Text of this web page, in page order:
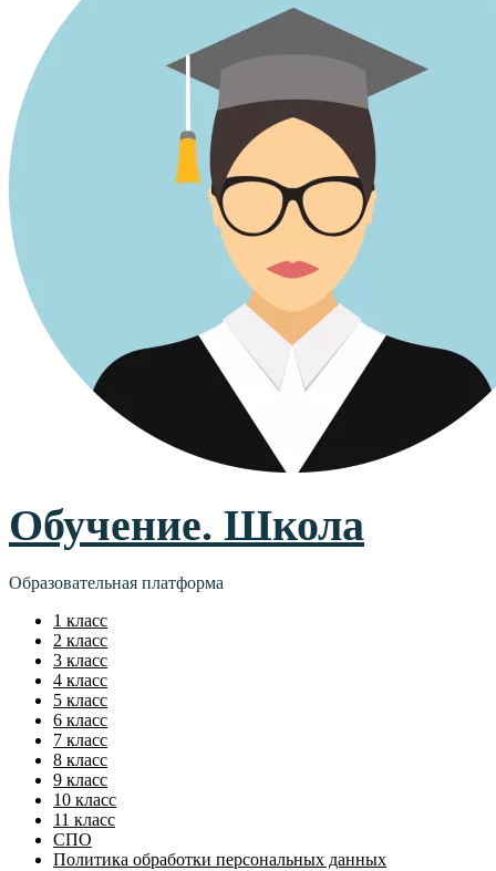
Обучение. Школа
Образовательная платформа
1 класс
2 класс
3 класс
4 класс
5 класс
6 класс
7 класс
8 класс
9 класс
10 класс
11 класс
СПО
Политика обработки персональных данных